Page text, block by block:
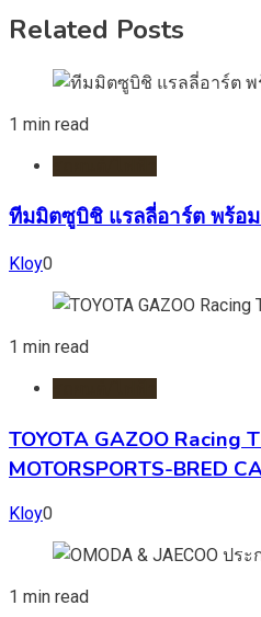
Related Posts
1 min read
ทีมมิตซูบิชิ แรลลี่อาร์ต พร้อ
Kloy0
1 min read
TOYOTA GAZOO Racing
MOTORSPORTS-BRED
Kloy0
1 min read